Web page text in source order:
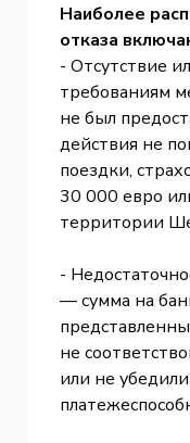
Наиболее
отказа
- Отсутствие
требованиям
не был
действия не
поездки,
30 000 евро
территории
-
— сумма на
не
или не